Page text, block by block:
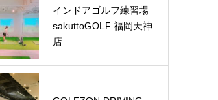
インドアゴルフ練習場
sakuttoGOLF 福岡天神
店